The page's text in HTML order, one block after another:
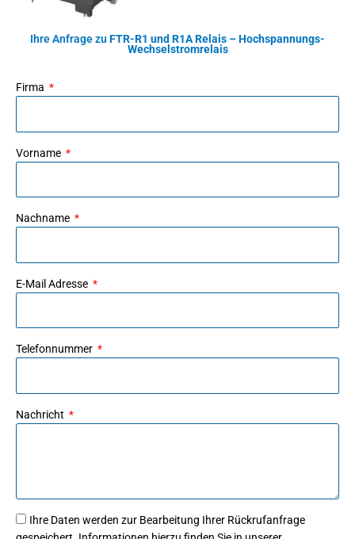
Ihre Anfrage zu FTR-R1 und R1A Relais – Hochspannungs-
Wechselstromrelais
Firma
Vorname
Nachname
E-Mail Adresse
Telefonnummer
Nachricht
Ihre Daten werden zur Bearbeitung Ihrer Rückrufanfrage